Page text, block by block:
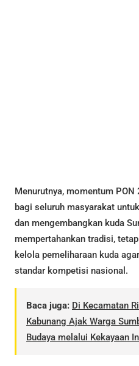
Menurutnya, momentum
bagi seluruh masyarakat
dan mengembangkan kuda
mempertahankan tradisi,
kelola pemeliharaan kuda
standar kompetisi nasional.
Baca juga: Di Kecamatan
Kabunang Ajak Warga
Budaya melalui Kekayaan